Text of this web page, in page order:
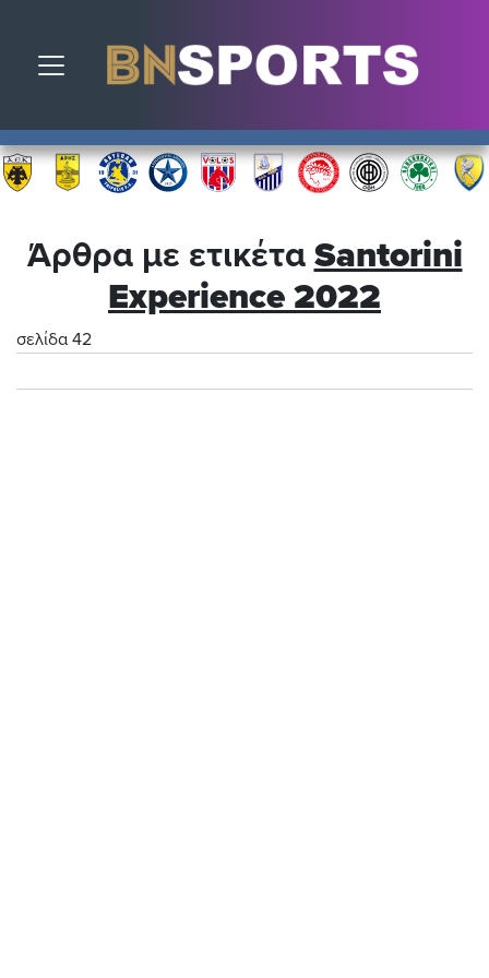
Toggle navigation
Άρθρα με ετικέτα Santorini
Experience 2022
σελίδα 42